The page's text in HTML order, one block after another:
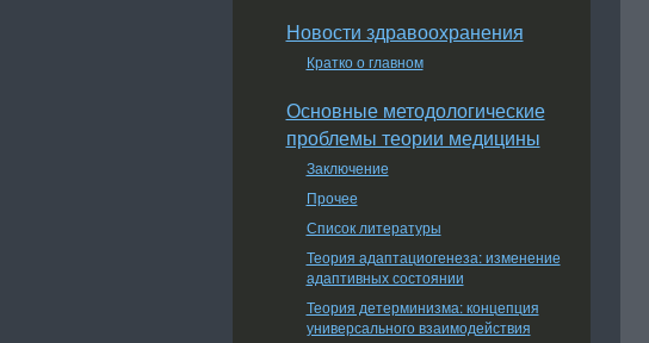
Новости здравоохранения
Кратко о главном
Основные методологические
проблемы теории медицины
Заключение
Прочее
Список литературы
Теория адаптациогенеза: изменение
адаптивных состоянии
Теория детерминизма: концепция
универсального взаимодействия